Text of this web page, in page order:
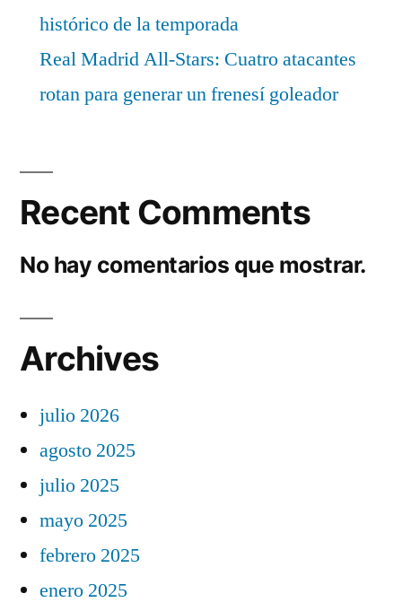
histórico de la temporada
Real Madrid All-Stars: Cuatro atacantes
rotan para generar un frenesí goleador
Recent Comments
No hay comentarios que mostrar.
Archives
julio 2026
agosto 2025
julio 2025
mayo 2025
febrero 2025
enero 2025